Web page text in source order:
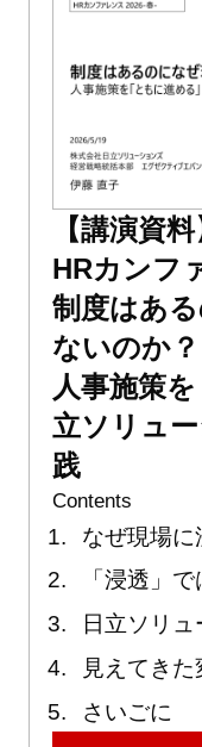
【講演資料
HRカンフ
制度はあ
ないのか？
人事施策
立ソリュ
践
Contents
なぜ現場
「浸透」
日立ソリ
見えてきた
さいごに